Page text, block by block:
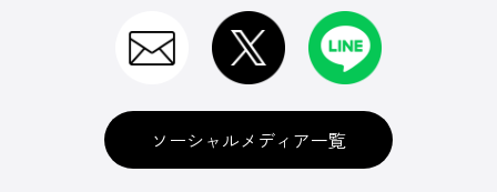
ソーシャルメディア一覧